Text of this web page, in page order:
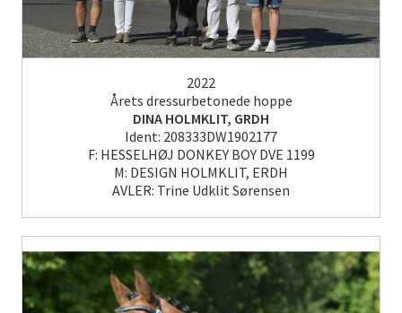
2022
Årets dressurbetonede hoppe
DINA HOLMKLIT, GRDH
Ident: 208333DW1902177
F: HESSELHØJ DONKEY BOY DVE 1199
M: DESIGN HOLMKLIT, ERDH
AVLER: Trine Udklit Sørensen